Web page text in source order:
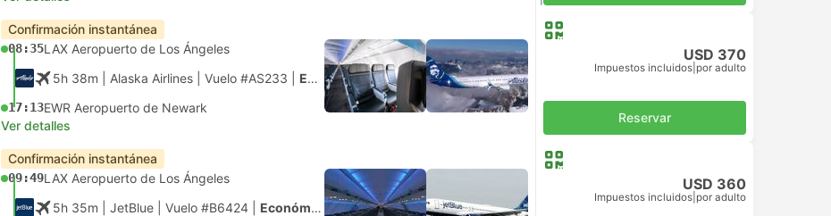
Confirmación instantánea
08:35LAX Aeropuerto de Los Ángeles
5h 38m | Alaska Airlines Vuelo #AS233 Económica
17:13EWR Aeropuerto de Newark
Ver detalles
USD 370
Impuestos incluidos por adulto
Reservar
Confirmación instantánea
09:49LAX Aeropuerto de Los Ángeles
5h 35m | JetBlue Vuelo #B6424 Económica
USD 360
Impuestos incluidos por adulto